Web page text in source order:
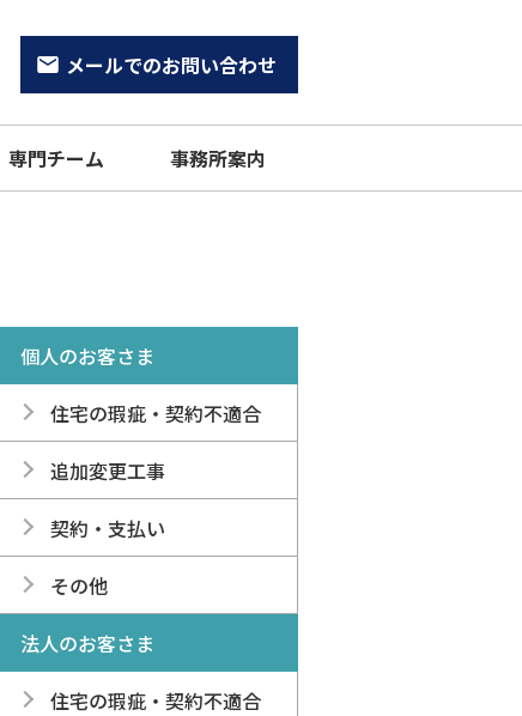
メールでのお問い合わせ
専門チーム 事務所案内
個人のお客さま
住宅の瑕疵・契約不適合
追加変更工事
契約・支払い
その他
法人のお客さま
住宅の瑕疵・契約不適合